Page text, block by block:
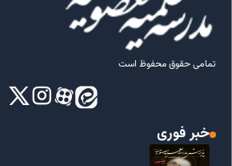
تمامی حقوق محفوظ است
خبر فوری